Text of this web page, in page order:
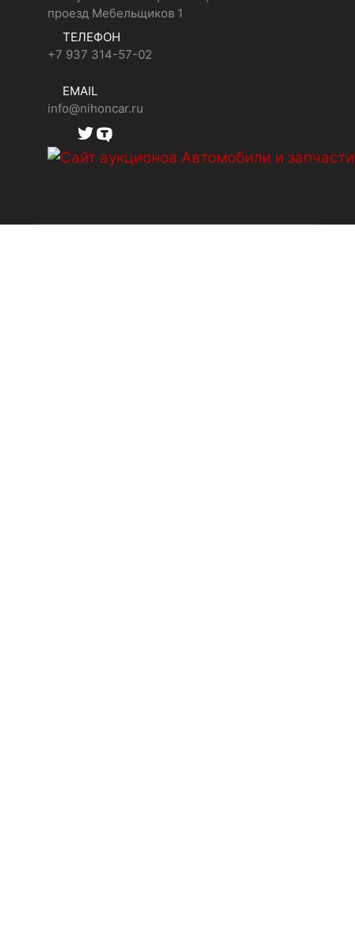
проезд Мебельщиков 1
ТЕЛЕФОН
+7 937 314-57-02
EMAIL
info@nihoncar.ru